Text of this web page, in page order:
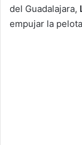
del Guadalajara,
empujar la